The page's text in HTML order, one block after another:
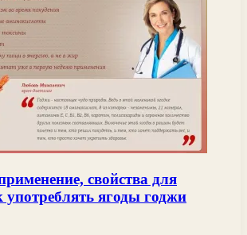
свойства для
употреблять ягоды годжи